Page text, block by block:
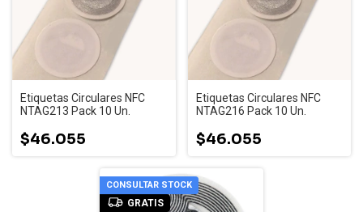
Etiquetas Circulares NFC
NTAG213 Pack 10 Un.
$46.055
Etiquetas Circulares NFC
NTAG216 Pack 10 Un.
$46.055
CONSULTAR STOCK
GRATIS